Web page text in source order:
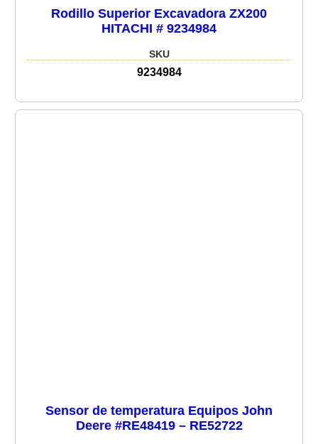
Rodillo Superior Excavadora ZX200
HITACHI # 9234984
SKU
9234984
Sensor de temperatura Equipos John
Deere #RE48419 – RE52722